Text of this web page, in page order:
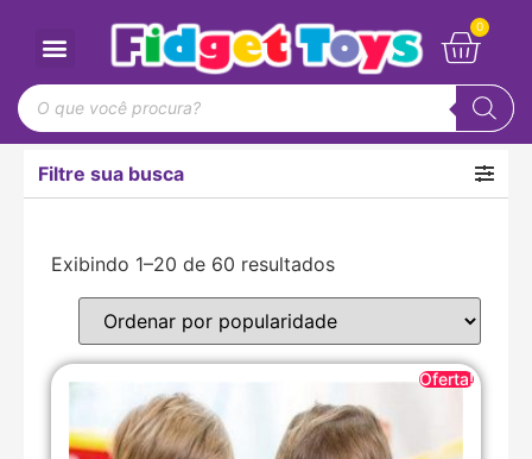
Filtre sua busca
Exibindo 1–20 de 60 resultados
Oferta!